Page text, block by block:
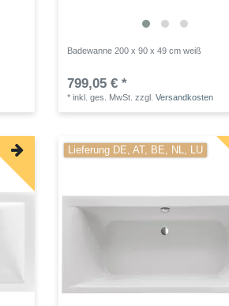
Badewanne 200 x 90 x 49 cm weiß
799,05 € *
*inkl. ges. MwSt. zzgl.Versandkosten
Lieferung DE, AT, BE, NL, LU